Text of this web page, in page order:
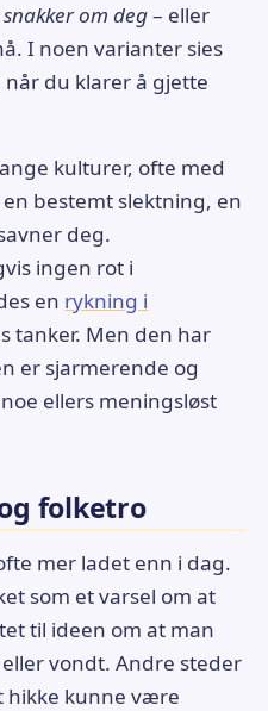
om deg– eller
I noen varianter sies
du klarer å gjette
kulturer, ofte med
bestemt slektning, en
deg.
ingen rot i
en rykning i
tanker. Men den har
er sjarmerende og
ellers meningsløst
folketro
mer ladet enn i dag.
som et varsel om at
til ideen om at man
vondt. Andre steder
hikke kunne være